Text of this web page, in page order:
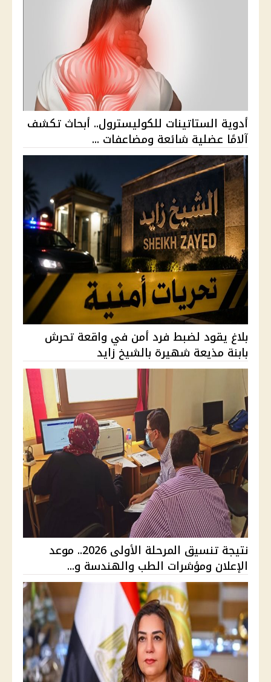
أدوية الستاتينات للكوليسترول.. أبحاث تكشف
آلامًا عضلية شائعة ومضاعفات ...
بلاغ يقود لضبط فرد أمن في واقعة تحرش
بابنة مذيعة شهيرة بالشيخ زايد
نتيجة تنسيق المرحلة الأولى 2026.. موعد
الإعلان ومؤشرات الطب والهندسة و...